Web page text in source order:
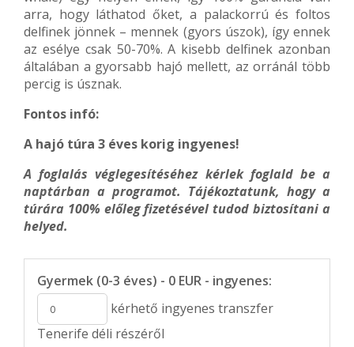
arra, hogy láthatod őket, a palackorrú és foltos
delfinek jönnek – mennek (gyors úszok), így ennek
az esélye csak 50-70%. A kisebb delfinek azonban
általában a gyorsabb hajó mellett, az orránál több
percig is úsznak.
Fontos infó:
A hajó túra 3 éves korig ingyenes!
A foglalás véglegesítéséhez kérlek foglald be a
naptárban a programot. Tájékoztatunk, hogy a
túrára 100% előleg fizetésével tudod biztosítani a
helyed.
Gyermek (0-3 éves) - 0 EUR - ingyenes:
kérhető ingyenes transzfer
Tenerife déli részéről